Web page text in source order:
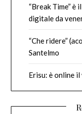
“Break Time”
digitale da
“Che ridere”
Santelmo
Erisu: è online